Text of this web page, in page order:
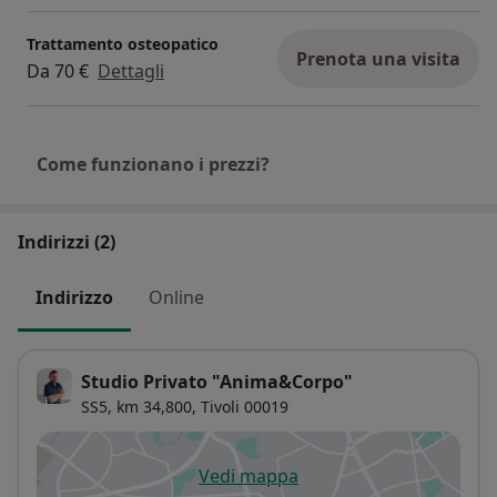
Trattamento osteopatico
Da 70 € Dettagli Prenota una visita
Come funzionano i prezzi?
Indirizzi (2)
Indirizzo Online
Studio Privato "Anima&Corpo"
SS5, km 34,800, Tivoli 00019
Vedi mappasi apre in una nuova scheda